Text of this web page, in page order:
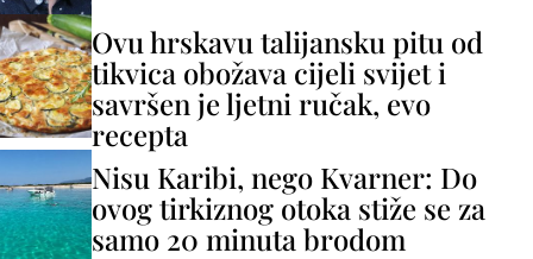
Ovu hrskavu talijansku pitu od
tikvica obožava cijeli svijet i
savršen je ljetni ručak, evo
recepta
Nisu Karibi, nego Kvarner: Do
ovog tirkiznog otoka stiže se za
samo 20 minuta brodom